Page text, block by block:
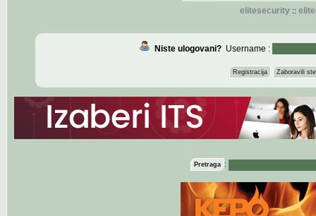
elitesecurity::
Niste ulogovani?Username :
Registracija Zaboravili
Pretraga :